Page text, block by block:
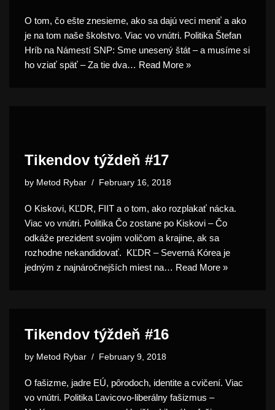
O tom, čo ešte znesieme, ako sa dajú veci meniť a ako
je na tom naše školstvo. Viac vo vnútri. Politika Štefan
Hríb na Námestí SNP: Sme unesený štát – a musíme si
ho vziať späť – Za tie dva… Read More »
Tikendov týždeň #17
by Metod Rybar February 16, 2018
O Kiskovi, KĽDR, FIIT a o tom, ako rozplakať nácka.
Viac vo vnútri. Politika Čo zostane po Kiskovi – Čo
odkáže prezident svojim voličom a krajine, ak sa
rozhodne nekandidovať. KĽDR – Severná Kórea je
jedným z najnáročnejších miest na… Read More »
Tikendov týždeň #16
by Metod Rybar February 9, 2018
O fašizme, jadre EÚ, pôrodoch, identite a cvičení. Viac
vo vnútri. Politika Ľavicovo-liberálny fašizmus –